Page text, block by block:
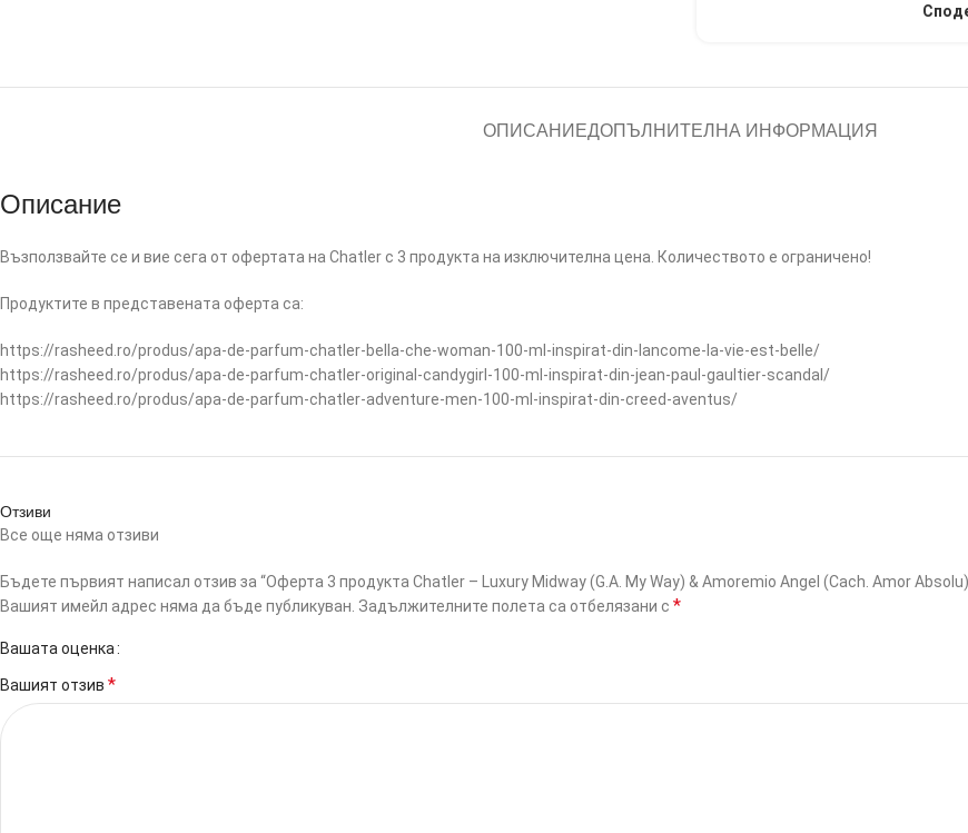
ОПИСАНИЕДОПЪЛНИТЕЛНА ИНФОРМАЦИЯ
Описание
Възползвайте се и вие сега от офертата на Chatler с 3 продукта на изключителна цена. Количеството е ограничено!
Продуктите в представената оферта са:
https://rasheed.ro/produs/apa-de-parfum-chatler-bella-che-woman-100-ml-inspirat-din-lancome-la-vie-est-belle/
https://rasheed.ro/produs/apa-de-parfum-chatler-original-candygirl-100-ml-inspirat-din-jean-paul-gaultier-scandal/
https://rasheed.ro/produs/apa-de-parfum-chatler-adventure-men-100-ml-inspirat-din-creed-aventus/
Отзиви
Все още няма отзиви
Бъдете първият написал отзив за “Оферта 3 продукта Chatler – Luxury Midway (G.A. My Way) & Amoremio Angel (Cach. Amor
Вашият имейл адрес няма да бъде публикуван. Задължителните полета са отбелязани с *
Вашата оценка
Вашият отзив *